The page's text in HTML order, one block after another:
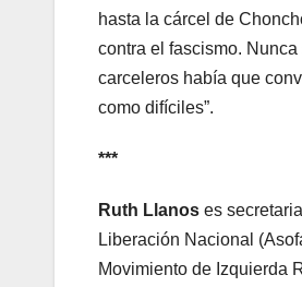
hasta la cárcel de
contra el fascismo.
carceleros había que
como difíciles”.
***
Ruth Llanos es
Liberación Nacional
Movimiento de Izquierda